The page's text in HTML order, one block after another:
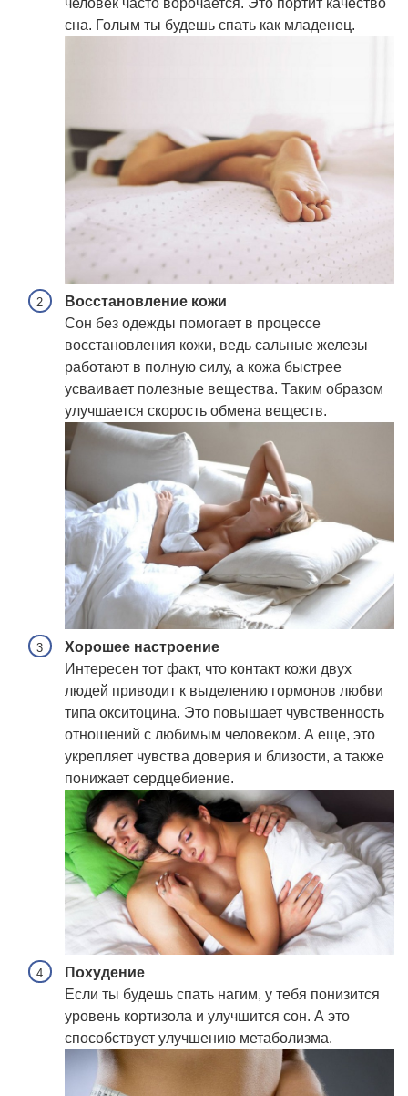
сна. Голым ты будешь спать как младенец.
Восстановление кожи
Сон без одежды помогает в процессе
восстановления кожи, ведь сальные железы
работают в полную силу, а кожа быстрее
усваивает полезные вещества. Таким образом
улучшается скорость обмена веществ.
Хорошее настроение
Интересен тот факт, что контакт кожи двух
людей приводит к выделению гормонов любви
типа окситоцина. Это повышает чувственность
отношений с любимым человеком. А еще, это
укрепляет чувства доверия и близости, а также
понижает сердцебиение.
Похудение
Если ты будешь спать нагим, у тебя понизится
уровень кортизола и улучшится сон. А это
способствует улучшению метаболизма.